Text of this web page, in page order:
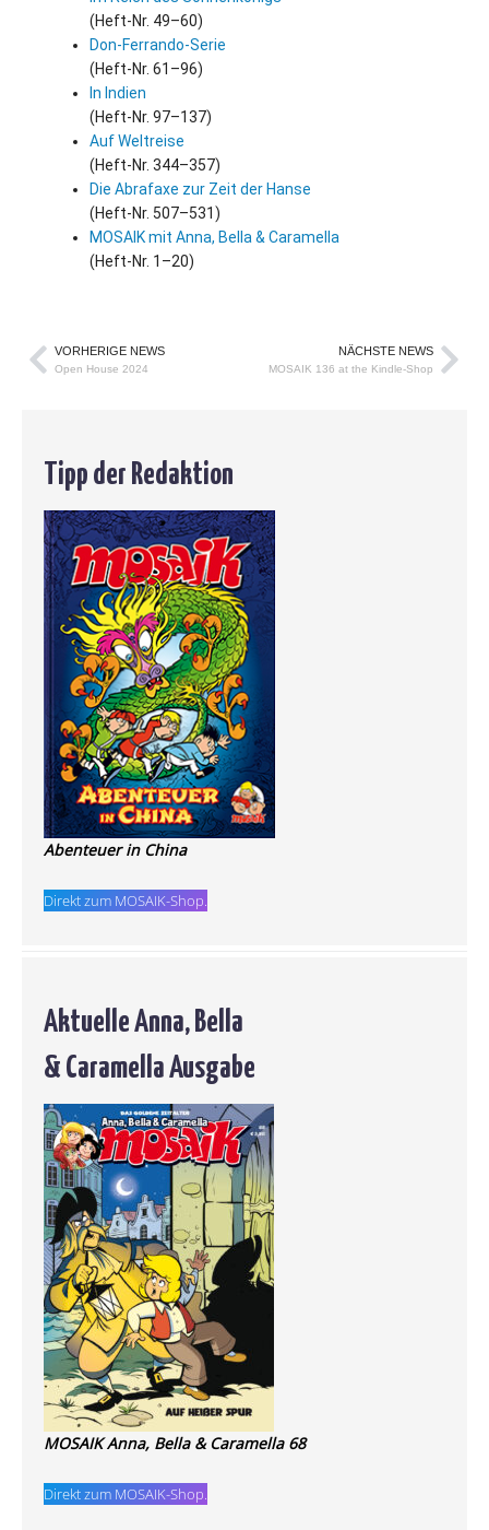
(Heft-Nr. 49–60)
Don-Ferrando-Serie
(Heft-Nr. 61–96)
In Indien
(Heft-Nr. 97–137)
Auf Weltreise
(Heft-Nr. 344–357)
Die Abrafaxe zur Zeit der Hanse
(Heft-Nr. 507–531)
MOSAIK mit Anna, Bella & Caramella
(Heft-Nr. 1–20)
VORHERIGE NEWS
Open House 2024
NÄCHSTE NEWS
MOSAIK 136 at the Kindle-Shop
Tipp der Redaktion
Abenteuer in China
Direkt zum MOSAIK-Shop.
Aktuelle Anna, Bella
& Caramella Ausgabe
MOSAIK Anna, Bella & Caramella 68
Direkt zum MOSAIK-Shop.